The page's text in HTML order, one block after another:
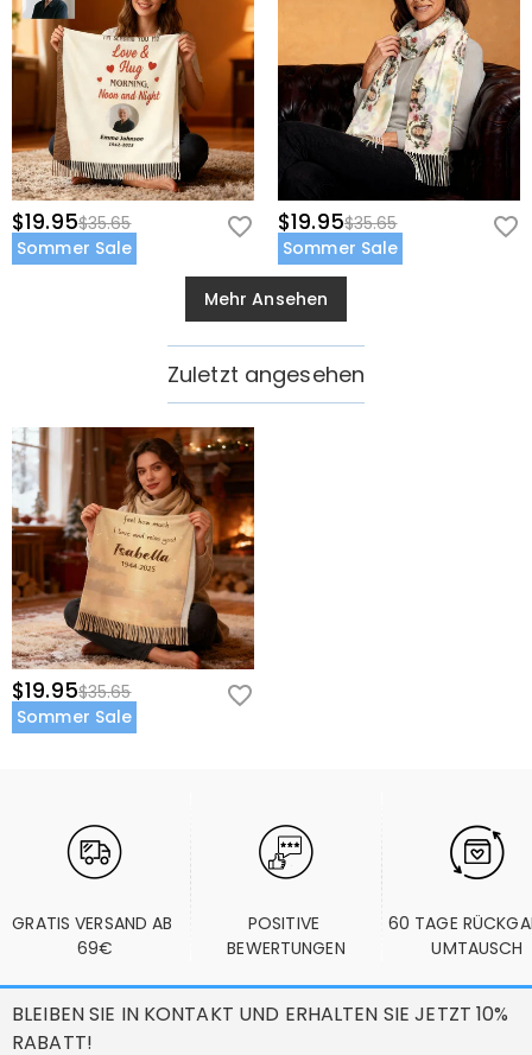
$19.95$35.65
Sommer Sale
$19.95$35.65
Sommer Sale
Mehr Ansehen
Zuletzt angesehen
$19.95$35.65
Sommer Sale
GRATIS VERSAND AB
69€
POSITIVE
BEWERTUNGEN
60 TAGE
UMTAUSCH
BLEIBEN SIE IN KONTAKT UND ERHALTEN SIE JETZT 10%
RABATT!